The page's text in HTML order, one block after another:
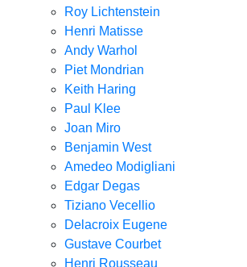
Roy Lichtenstein
Henri Matisse
Andy Warhol
Piet Mondrian
Keith Haring
Paul Klee
Joan Miro
Benjamin West
Amedeo Modigliani
Edgar Degas
Tiziano Vecellio
Delacroix Eugene
Gustave Courbet
Henri Rousseau